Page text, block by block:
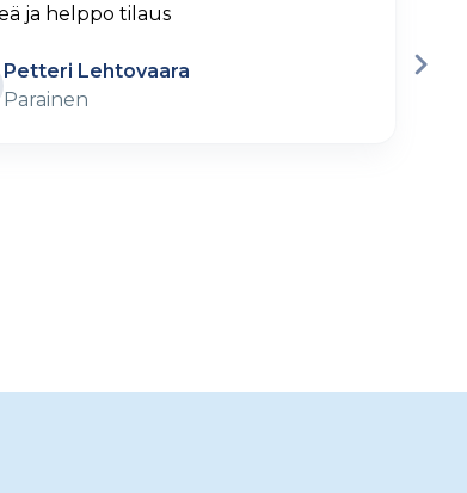
Sivusto on käyttäjäystävällinen ja